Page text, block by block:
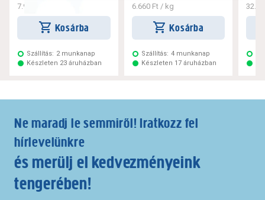
7.993 Ft
Kosárba
Szállítás: 2 munkanap
Készleten 23 áruházban
6.660 Ft/ kg
Kosárba
Szállítás: 4 munkanap
Készleten 17 áruházban
Ne maradj le semmiről! Iratkozz fel
hírlevelünkre
és merülj el kedvezményeink
tengerében!